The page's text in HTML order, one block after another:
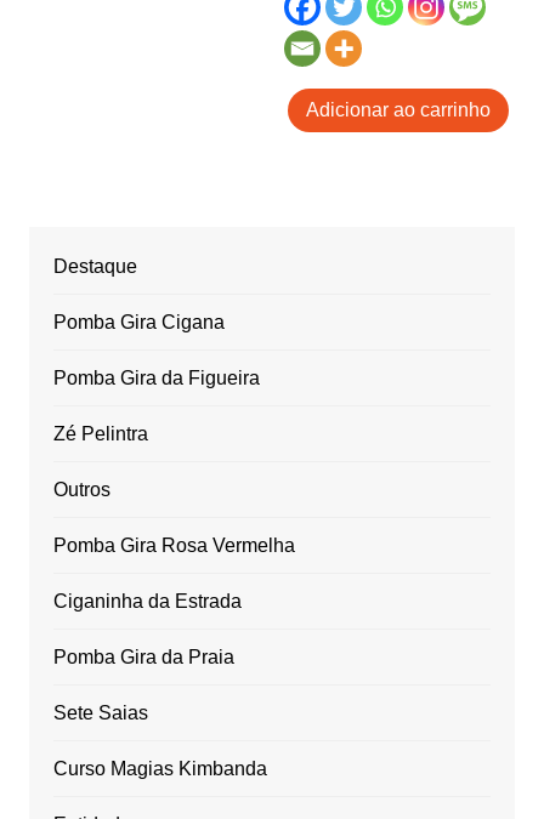
era:
é:
Adicionar ao carrinho
Destaque
Pomba Gira Cigana
Pomba Gira da Figueira
Zé Pelintra
Outros
Pomba Gira Rosa Vermelha
Ciganinha da Estrada
Pomba Gira da Praia
Sete Saias
Curso Magias Kimbanda